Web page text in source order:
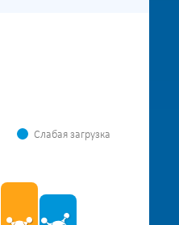
Слабая загрузка